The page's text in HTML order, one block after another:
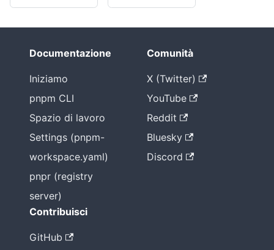
Documentazione
Iniziamo
pnpm CLI
Spazio di lavoro
Settings (pnpm-
workspace.yaml)
pnpr (registry
server)
Comunità
X (Twitter)
YouTube
Reddit
Bluesky
Discord
Contribuisci
GitHub